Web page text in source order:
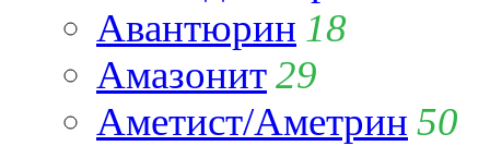
Авантюрин 18
Амазонит29
Аметист/Аметрин 50